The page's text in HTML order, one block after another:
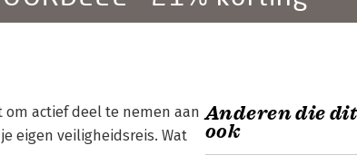
actief deel te nemen aan
eigen veiligheidsreis. Wat
Anderen die
ook